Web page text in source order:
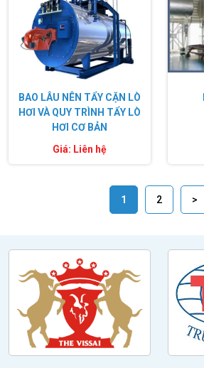
BAO LÂU NÊN TẨY CẶN LÒ
HƠI VÀ QUY TRÌNH TẨY LÒ
HƠI CƠ BẢN
Giá: Liên hệ
1 2 >